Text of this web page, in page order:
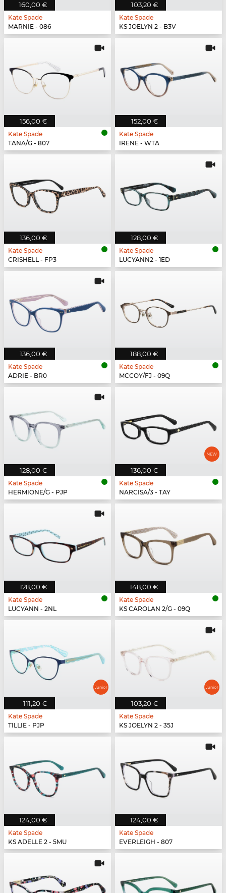
160,00 €
Kate Spade
MARNIE - 086
103,20 €
Kate Spade
KS JOELYN 2 - B3V
156,00 €
Kate Spade
TANA/G - 807
152,00 €
Kate Spade
IRENE - WTA
136,00 €
Kate Spade
CRISHELL - FP3
128,00 €
Kate Spade
LUCYANN2 - 1ED
136,00 €
Kate Spade
ADRIE - BR0
188,00 €
Kate Spade
MCCOY/FJ - 09Q
128,00 €
Kate Spade
HERMIONE/G - PJP
136,00 €
Kate Spade
NARCISA/3 - TAY
128,00 €
Kate Spade
LUCYANN - 2NL
148,00 €
Kate Spade
KS CAROLAN 2/G - 09Q
111,20 €
Kate Spade
TILLIE - PJP
103,20 €
Kate Spade
KS JOELYN 2 - 35J
124,00 €
Kate Spade
KS ADELLE 2 - 5MU
124,00 €
Kate Spade
EVERLEIGH - 807